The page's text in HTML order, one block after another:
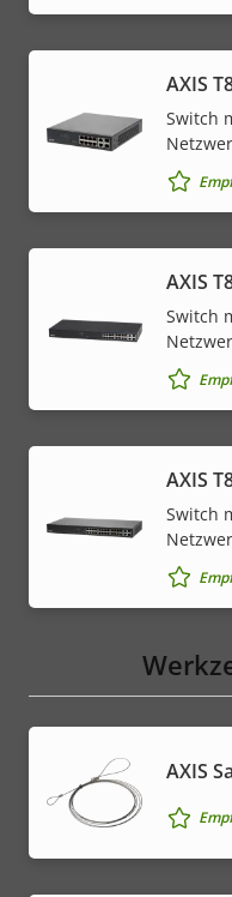
AXIS
Switch
AXIS
Switch
AXIS
Switch
AXIS